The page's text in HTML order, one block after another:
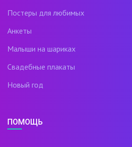
Постеры для любимых
Анкеты
Малыши на шариках
Свадебные плакаты
Новый год
ПОМОЩЬ